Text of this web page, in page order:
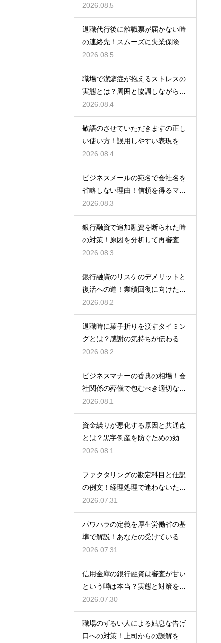
いための術
2026.08.5
退職代行後に離職票が届かない時
の連絡先！スムーズに失業保険を
もらう術
2026.08.5
職場で潔癖症が抱えるストレスの
実態とは？周囲と協調しながら快
適に働く術
2026.08.4
敬語のさせていただきますの正し
い使い方！誤用しやすい表現を理
解する術
2026.08.4
ビジネスメールの宛名で会社名を
省略しない理由！信頼を得るマナ
ー
2026.08.3
銀行融資で追加融資を断られた時
の対策！原因を分析して再審査を
狙う
2026.08.3
銀行融資のリスケのデメリットと
復活への道！業績回復に向けた事
業計画
2026.08.2
退職時に菓子折りを渡すタイミン
グとは？感謝の気持ちが伝わる正
しいマナー
2026.08.2
ビジネスマナーの香典の相場！会
社関係の葬儀で包むべき適切な金
額の目安
2026.08.1
資金繰りが悪化する原因と共通点
とは？黒字倒産を防ぐための効果
的な対策
2026.08.1
ファクタリングの勘定科目と仕訳
の例文！経理処理で迷わないため
の知識
2026.07.31
パワハラの定義を厚生労働省の基
準で解説！あなたの受けている行
為は該当する？
2026.07.31
信用金庫の銀行融資は審査が甘い
という噂は本当？実態と対策を徹
底解説
2026.07.30
職場のずるい人による姑息な告げ
口への対策！上司からの誤解を解